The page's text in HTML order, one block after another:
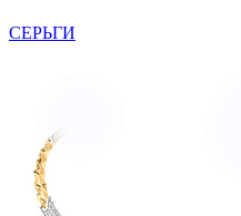
СЕРЬГИ